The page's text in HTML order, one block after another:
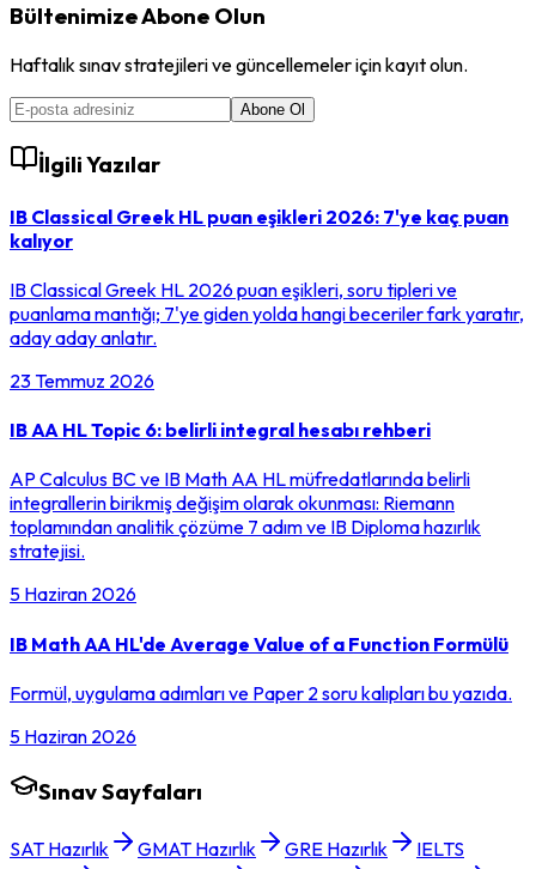
Bültenimize Abone Olun
Haftalık sınav stratejileri ve güncellemeler için kayıt olun.
Abone Ol
İlgili Yazılar
IB Classical Greek HL puan eşikleri 2026: 7'ye kaç puan
kalıyor
IB Classical Greek HL 2026 puan eşikleri, soru tipleri ve
puanlama mantığı; 7'ye giden yolda hangi beceriler fark yaratır,
aday aday anlatır.
23 Temmuz 2026
IB AA HL Topic 6: belirli integral hesabı rehberi
AP Calculus BC ve IB Math AA HL müfredatlarında belirli
integrallerin birikmiş değişim olarak okunması: Riemann
toplamından analitik çözüme 7 adım ve IB Diploma hazırlık
stratejisi.
5 Haziran 2026
IB Math AA HL'de Average Value of a Function Formülü
Formül, uygulama adımları ve Paper 2 soru kalıpları bu yazıda.
5 Haziran 2026
Sınav Sayfaları
SAT Hazırlık GMAT Hazırlık GRE Hazırlık
IELTS